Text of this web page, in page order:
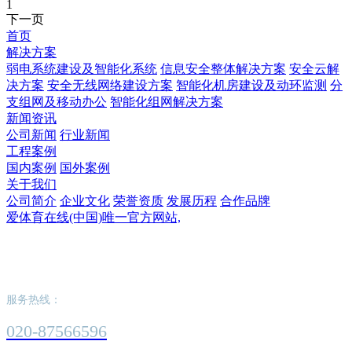
1
下一页
首页
解决方案
弱电系统建设及智能化系统 信息安全整体解决方案 安全云解
决方案 安全无线网络建设方案 智能化机房建设及动环监测 分
支组网及移动办公 智能化组网解决方案
新闻资讯
公司新闻 行业新闻
工程案例
国内案例 国外案例
关于我们
公司简介 企业文化 荣誉资质 发展历程 合作品牌
爱体育在线(中国)唯一官方网站,
服务热线：
020-87566596